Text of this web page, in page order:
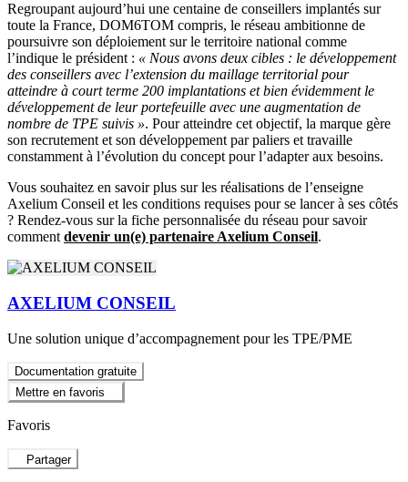
Regroupant aujourd’hui une centaine de conseillers implantés sur
toute la France, DOM6TOM compris, le réseau ambitionne de
poursuivre son déploiement sur le territoire national comme
l’indique le président : « Nous avons deux cibles : le développement
des conseillers avec l’extension du maillage territorial pour
atteindre à court terme 200 implantations et bien évidemment le
développement de leur portefeuille avec une augmentation de
nombre de TPE suivis ». Pour atteindre cet objectif, la marque gère
son recrutement et son développement par paliers et travaille
constamment à l’évolution du concept pour l’adapter aux besoins.
Vous souhaitez en savoir plus sur les réalisations de l’enseigne
Axelium Conseil et les conditions requises pour se lancer à ses côtés
? Rendez-vous sur la fiche personnalisée du réseau pour savoir
commentdevenir un(e) partenaire Axelium Conseil.
AXELIUM CONSEIL
Une solution unique d’accompagnement pour les TPE/PME
Documentation gratuite
Mettre en favoris
Favoris
Partager